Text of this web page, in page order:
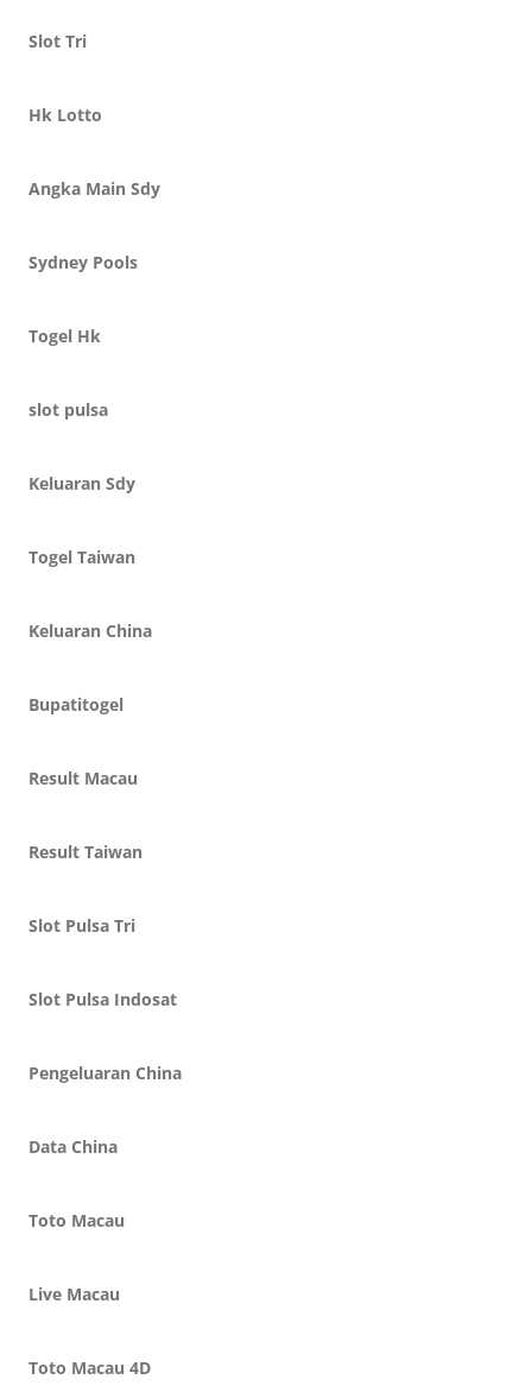
Slot Tri
Hk Lotto
Angka Main Sdy
Sydney Pools
Togel Hk
slot pulsa
Keluaran Sdy
Togel Taiwan
Keluaran China
Bupatitogel
Result Macau
Result Taiwan
Slot Pulsa Tri
Slot Pulsa Indosat
Pengeluaran China
Data China
Toto Macau
Live Macau
Toto Macau 4D